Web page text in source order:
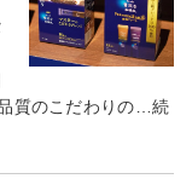
質のこだわりの…続